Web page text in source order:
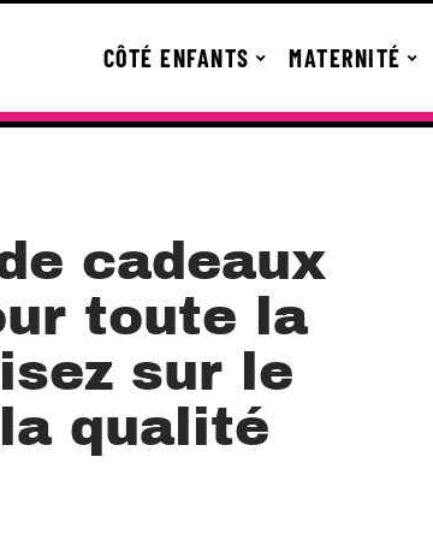
CÔTÉ ENFANTS MATERNITÉ
cadeaux
toute la
sur le
qualité